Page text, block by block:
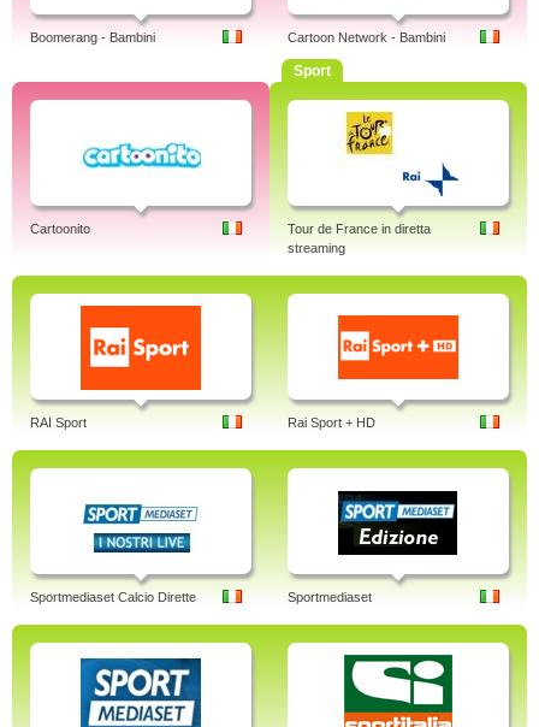
Boomerang - Bambini Cartoon Network - Bambini
Cartoonito
Sport
Tour de France in diretta
streaming
RAI Sport Rai Sport + HD
Sportmediaset Calcio Dirette Sportmediaset